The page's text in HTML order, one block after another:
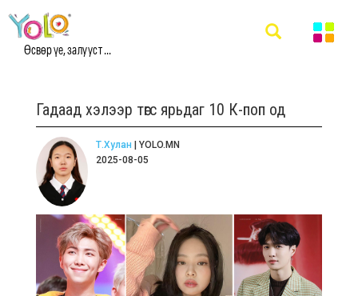
Өсвөр үе, залууст ...
Гадаад хэлээр төгс ярьдаг 10 К-поп од
Т.Хулан | YOLO.MN
2025-08-05